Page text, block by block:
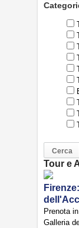
Tour e
Prenota
Galleria